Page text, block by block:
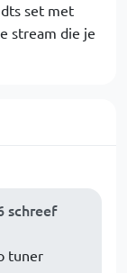
set met
stream die je
schreef
tuner